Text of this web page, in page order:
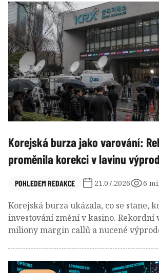
jakoukoliv vazbu na umělou
Korejská burza jako varování:
proměnila korekci v lavinu
POHLEDEM REDAKCE 21.07.2026 6
Korejská burza ukázala, co se stane,
investování změní v kasino. Rekordní
miliony margin callů a nucené
nikdy nevlastnili.